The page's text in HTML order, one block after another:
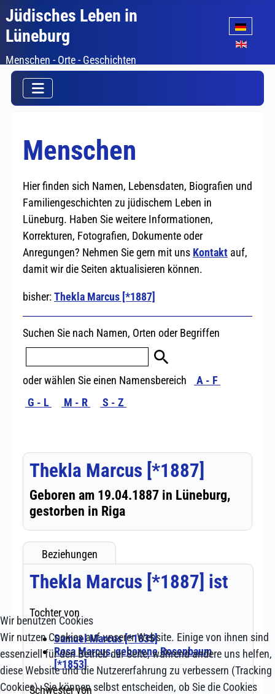
Jüdisches Leben in
Lüneburg
Menschen - Orte - Geschichten
Sprache
Wir benutzen Cookies
Wir nutzen Cookies auf unserer Website. Einige von ihnen sind
essenziell für den Betrieb der Seite, während andere uns helfen,
diese Website und die Nutzererfahrung zu verbessern (Tracking
Cookies). Sie können selbst entscheiden, ob Sie die Cookies